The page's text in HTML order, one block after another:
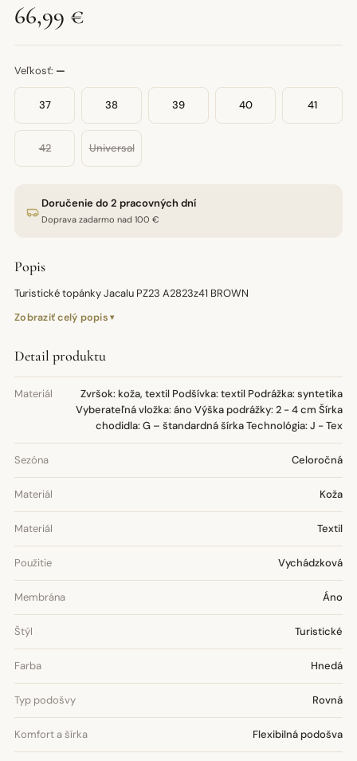
66,99 €
Veľkosť: —
37 38 39 40 41
42 Universal
Doručenie do 2 pracovných dní
Doprava zadarmo nad 100 €
Popis
Turistické topánky Jacalu PZ23 A2823z41 BROWN
Zobraziť celý popis
Detail produktu
Materiál
Zvršok: koža, textil Podšívka: textil Podrážka: syntetika
Vyberateľná vložka: áno Výška podrážky: 2 - 4 cm Šírka
chodidla: G – štandardná šírka Technológia: J - Tex
Sezóna Celoročná
Materiál Koža
Materiál Textil
Použitie Vychádzková
Membrána Áno
Štýl Turistické
Farba Hnedá
Typ podošvy Rovná
Komfort a šírka Flexibilná podošva